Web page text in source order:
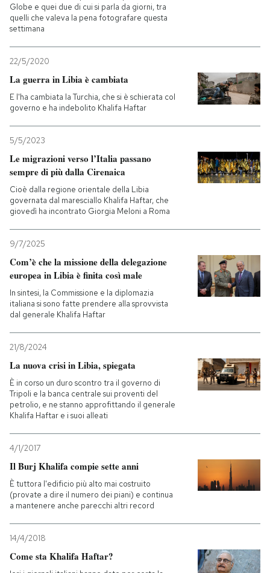
Globe e quei due di cui si parla da giorni, tra
quelli che valeva la pena fotografare questa
settimana
22/5/2020
La guerra in Libia è cambiata
E l'ha cambiata la Turchia, che si è schierata col
governo e ha indebolito Khalifa Haftar
5/5/2023
Le migrazioni verso l’Italia passano
sempre di più dalla Cirenaica
Cioè dalla regione orientale della Libia
governata dal maresciallo Khalifa Haftar, che
giovedì ha incontrato Giorgia Meloni a Roma
9/7/2025
Com’è che la missione della delegazione
europea in Libia è finita così male
In sintesi, la Commissione e la diplomazia
italiana si sono fatte prendere alla sprovvista
dal generale Khalifa Haftar
21/8/2024
La nuova crisi in Libia, spiegata
È in corso un duro scontro tra il governo di
Tripoli e la banca centrale sui proventi del
petrolio, e ne stanno approfittando il generale
Khalifa Haftar e i suoi alleati
4/1/2017
Il Burj Khalifa compie sette anni
È tuttora l'edificio più alto mai costruito
(provate a dire il numero dei piani) e continua
a mantenere anche parecchi altri record
14/4/2018
Come sta Khalifa Haftar?